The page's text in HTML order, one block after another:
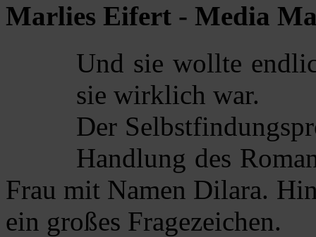
Marlies Eifert - Media
Und sie wollte
sie wirklich war.
Der
Handlung des
Frau mit Namen Dilara.
ein großes Fragezeichen.